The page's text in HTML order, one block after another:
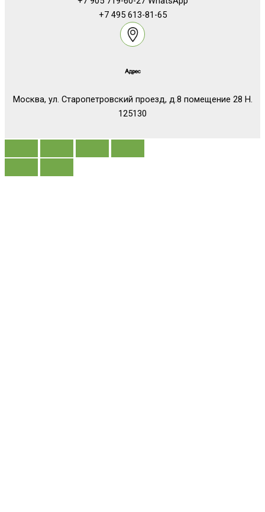
+7 495 613-81-65
Адрес
Москва, ул. Старопетровский проезд, д.8 помещение 28 Н.
125130